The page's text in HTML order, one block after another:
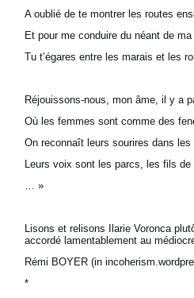
A oublié de te montrer les routes
Et pour me conduire du néant de
Tu t’égares entre les marais et les
Réjouissons-nous, mon âme, il y a
Où les femmes sont comme des
On reconnaît leurs sourires dans
Leurs voix sont les parcs, les fils de
… »
Lisons et relisons Ilarie Voronca
accordé lamentablement au
Rémi BOYER (in
*